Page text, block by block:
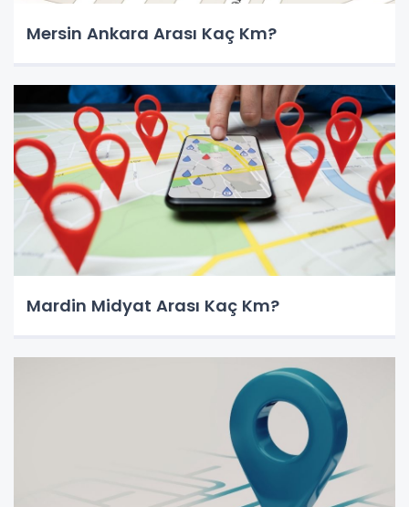
Mersin Ankara Arası Kaç Km?
Mardin Midyat Arası Kaç Km?